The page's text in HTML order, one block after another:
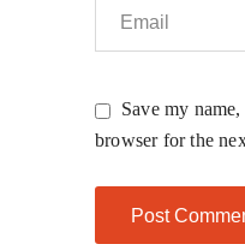
Save my
browser for the